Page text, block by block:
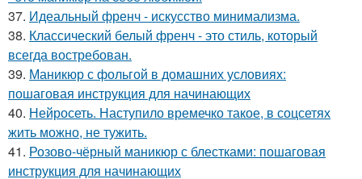
37. Идеальный френч - искусство минимализма.
38. Классический белый френч - это стиль, который
всегда востребован.
39. Маникюр с фольгой в домашних условиях:
пошаговая инструкция для начинающих
40. Нейросеть. Наступило времечко такое, в соцсетях
жить можно, не тужить.
41. Розово-чёрный маникюр с блестками: пошаговая
инструкция для начинающих